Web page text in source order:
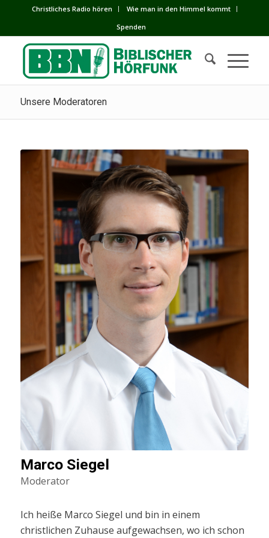
Сhristliches Radio hören
Wie man in den Himmel kommt
Spenden
Unsere Moderatoren
Marco Siegel
Moderator
Ich heiße Marco Siegel und bin in einem
christlichen Zuhause aufgewachsen, wo ich schon